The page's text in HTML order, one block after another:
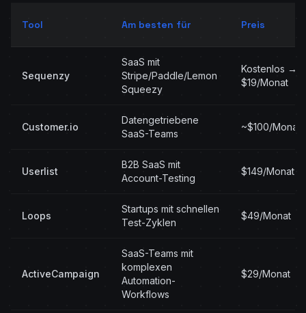
Tool Am besten für Preis
Sequenzy
SaaS mit
Stripe/Paddle/Lemon
Squeezy
Kostenlos →
$19/Monat
Customer.io
Datengetriebene
SaaS-Teams
~$100/Monat
Userlist
B2B SaaS mit
Account-Testing
$149/Monat
Loops
Startups mit schnellen
Test-Zyklen
$49/Monat
ActiveCampaign
SaaS-Teams mit
komplexen
Automation-
Workflows
$29/Monat